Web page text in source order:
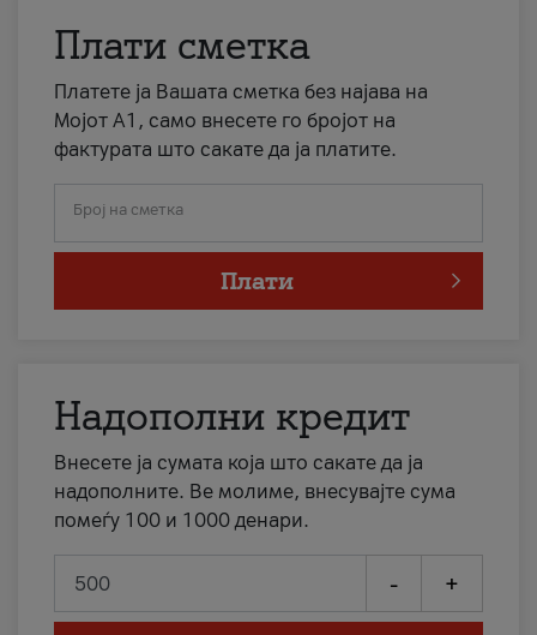
Плати сметка
Платете ја Вашата сметка без најава на
Мојот А1, само внесете го бројот на
фактурата што сакате да ја платите.
Број на сметка
Плати
Надополни кредит
Внесете ја сумата која што сакате да ја
надополните. Ве молиме, внесувајте сума
помеѓу 100 и 1000 денари.
- +